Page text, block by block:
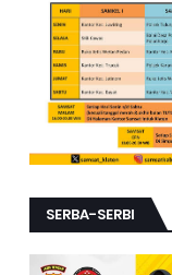
SERBA-SERBI